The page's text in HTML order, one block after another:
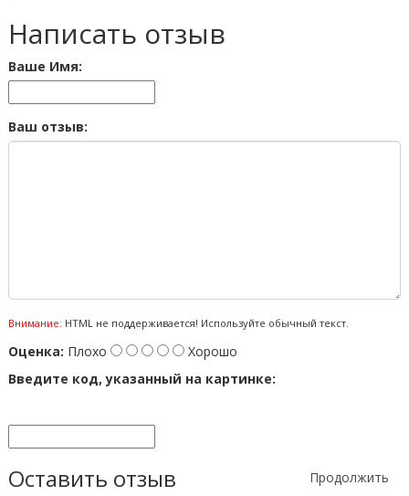
Написать отзыв
Ваше Имя:
Ваш отзыв:
Внимание: HTML не поддерживается! Используйте обычный текст.
Оценка: Плохо
Хорошо
Введите код, указанный на картинке:
Продолжить
Оставить отзыв